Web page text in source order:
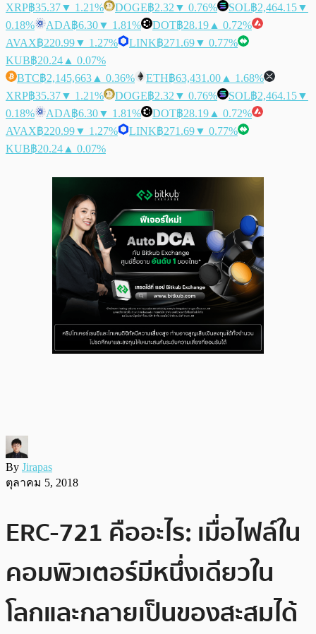
XRP฿35.37▼ 1.21% DOGE฿2.32 ▼ 0.76% SOL฿2,464.15▼
0.18%
ADA฿6.30▼ 1.81% DOT฿28.19 ▲ 0.72%
AVAX฿220.99▼ 1.27% LINK฿271.69▼ 0.77%
KUB฿20.24 ▲ 0.07%
BTC฿2,145,663 ▲ 0.36% ETH฿63,431.00 ▲ 1.68%
XRP฿35.37▼ 1.21% DOGE฿2.32 ▼ 0.76% SOL฿2,464.15▼
0.18%
ADA฿6.30▼ 1.81% DOT฿28.19 ▲ 0.72%
AVAX฿220.99▼ 1.27% LINK฿271.69▼ 0.77%
KUB฿20.24 ▲ 0.07%
By Jirapas
ตุลาคม 5, 2018
ERC-721 คืออะไร: เมื่อไฟล์ใน
คอมพิวเตอร์มีหนึ่งเดียวใน
โลกและกลายเป็นของสะสมได้